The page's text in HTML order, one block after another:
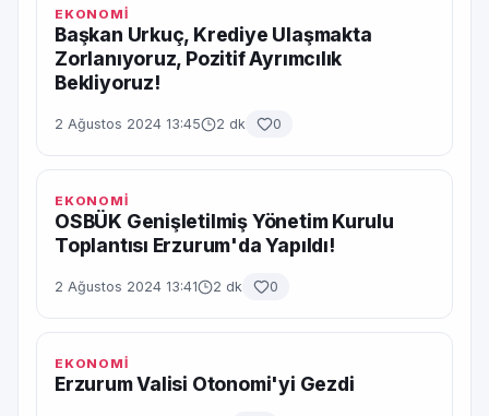
EKONOMİ
Başkan Urkuç, Krediye Ulaşmakta
Zorlanıyoruz, Pozitif Ayrımcılık
Bekliyoruz!
2 Ağustos 2024 13:45 2 dk 0
EKONOMİ
OSBÜK Genişletilmiş Yönetim Kurulu
Toplantısı Erzurum'da Yapıldı!
2 Ağustos 2024 13:41 2 dk 0
EKONOMİ
Erzurum Valisi Otonomi'yi Gezdi